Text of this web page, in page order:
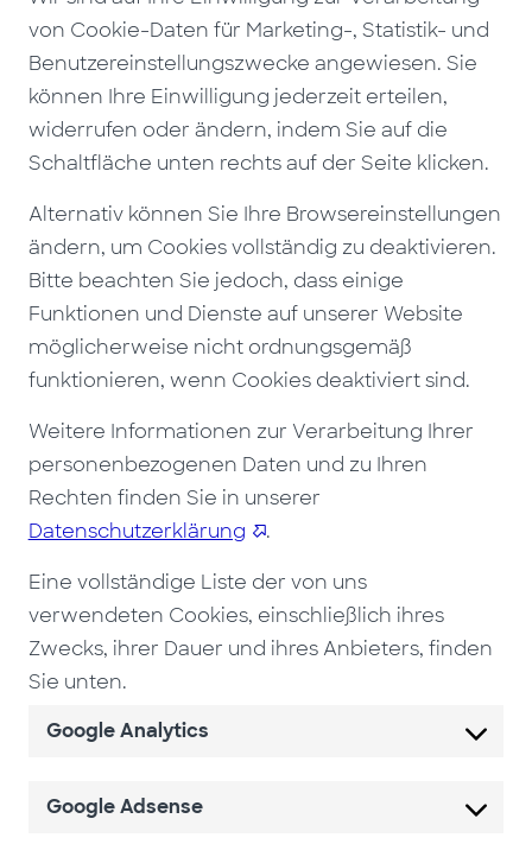
von Cookie-Daten für Marketing-, Statistik- und
Benutzereinstellungszwecke angewiesen. Sie
können Ihre Einwilligung jederzeit erteilen,
widerrufen oder ändern, indem Sie auf die
Schaltfläche unten rechts auf der Seite klicken.
Alternativ können Sie Ihre Browsereinstellungen
ändern, um Cookies vollständig zu deaktivieren.
Bitte beachten Sie jedoch, dass einige
Funktionen und Dienste auf unserer Website
möglicherweise nicht ordnungsgemäß
funktionieren, wenn Cookies deaktiviert sind.
Weitere Informationen zur Verarbeitung Ihrer
personenbezogenen Daten und zu Ihren
Rechten finden Sie in unserer
Datenschutzerklärung
.
Eine vollständige Liste der von uns
verwendeten Cookies, einschließlich ihres
Zwecks, ihrer Dauer und ihres Anbieters, finden
Sie unten.
Google Analytics
Google Adsense